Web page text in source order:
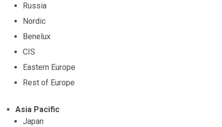
Russia
Nordic
Benelux
CIS
Eastern Europe
Rest of Europe
Asia Pacific
Japan